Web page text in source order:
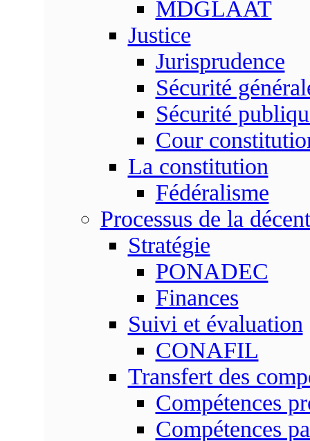
MDGLAAT
Justice
Jurisprudence
Sécurité
Sécurité
Cour
La constitution
Fédéralisme
Processus de la
Stratégie
PONADEC
Finances
Suivi et évaluation
CONAFIL
Transfert des
Compétences
Compétences